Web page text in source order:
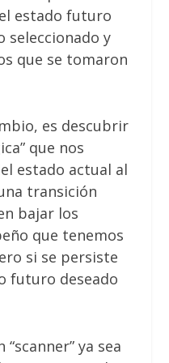
estado futuro
seleccionado y
que se tomaron
es descubrir
que nos
estado actual al
transición
bajar los
que tenemos
si se persiste
futuro deseado
ya sea